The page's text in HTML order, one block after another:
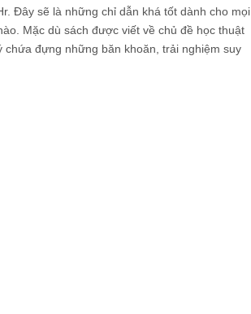
Đây sẽ là những chỉ dẫn khá tốt dành cho mọi
Mặc dù sách được viết về chủ đề học thuật
đựng những băn khoăn, trải nghiệm suy